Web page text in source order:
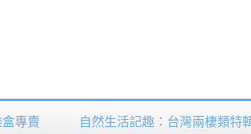
盒專賣 自然生活記趣：台灣兩棲類特